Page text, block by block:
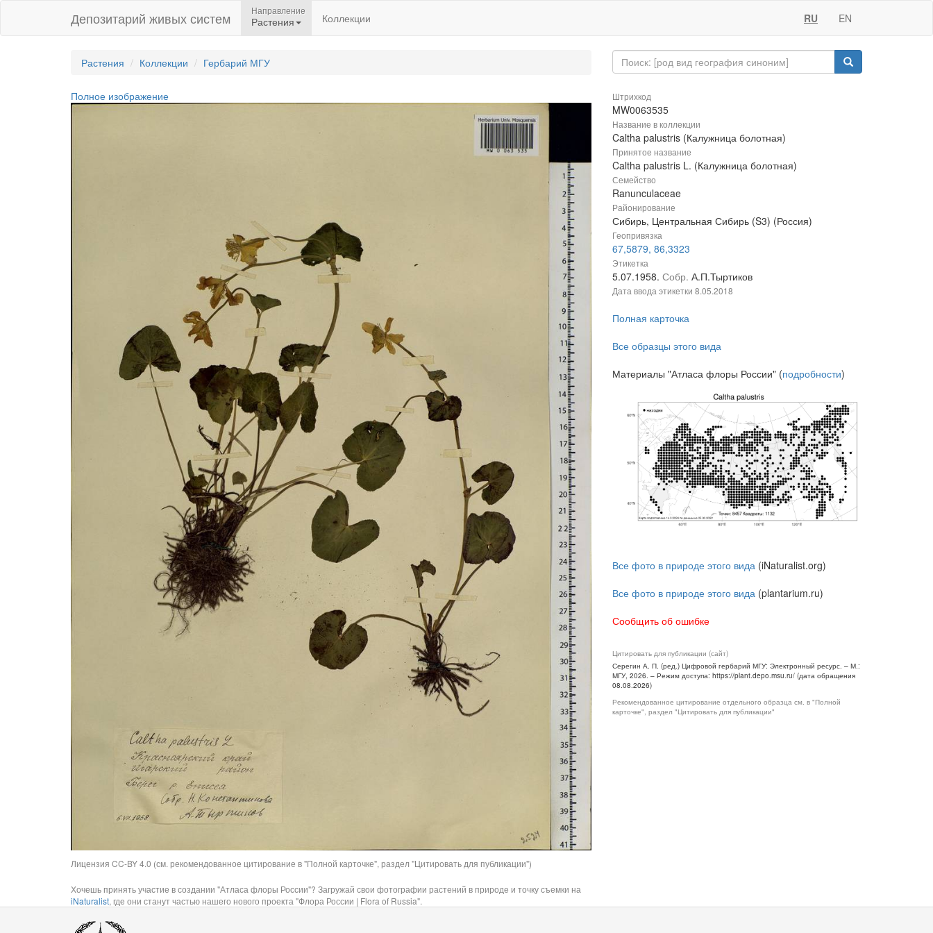
Депозитарий живых систем Направление
Растения Коллекции RU EN
Растения Коллекции Гербарий МГУ
Полное изображение
Лицензия CC-BY 4.0 (см. рекомендованное цитирование в "Полной карточке", раздел "Цитировать для публикации")
Хочешь принять участие в создании "Атласа флоры России"? Загружай свои фотографии растений в природе и точку съемки на
iNaturalist, где они станут частью нашего нового проекта "Флора России | Flora of Russia".
Штрихкод
MW0063535
Название в коллекции
Caltha palustris (Калужница болотная)
Принятое название
Caltha palustris L. (Калужница болотная)
Семейство
Ranunculaceae
Районирование
Сибирь, Центральная Сибирь (S3) (Россия)
Геопривязка
67,5879, 86,3323
Этикетка
5.07.1958. Собр. А.П.Тыртиков
Дата ввода этикетки 8.05.2018
Полная карточка
Все образцы этого вида
Материалы "Атласа флоры России" (подробности)
Все фото в природе этого вида (iNaturalist.org)
Все фото в природе этого вида (plantarium.ru)
Сообщить об ошибке
Цитировать для публикации (сайт)
Серегин А. П. (ред.) Цифровой гербарий МГУ: Электронный ресурс. – М.:
МГУ, 2026. – Режим доступа: https://plant.depo.msu.ru/ (дата обращения
08.08.2026)
Рекомендованное цитирование отдельного образца см. в "Полной
карточке", раздел "Цитировать для публикации"